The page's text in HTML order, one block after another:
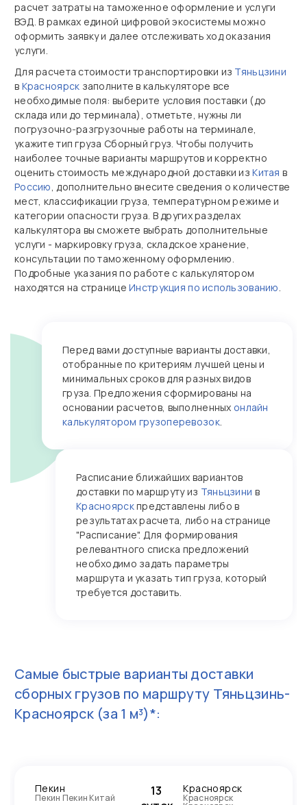
расчет затраты на таможенное оформление и услуги
ВЭД. В рамках единой цифровой экосистемы можно
оформить заявку и далее отслеживать ход оказания
услуги.
Для расчета стоимости транспортировки из Тяньцзини
в Красноярск заполните в калькуляторе все
необходимые поля: выберите условия поставки (до
склада или до терминала), отметьте, нужны ли
погрузочно‑разгрузочные работы на терминале,
укажите тип груза Сборный груз. Чтобы получить
наиболее точные варианты маршрутов и корректно
оценить стоимость международной доставки изКитая в
Россию, дополнительно внесите сведения о количестве
мест, классификации груза, температурном режиме и
категории опасности груза. В других разделах
калькулятора вы сможете выбрать дополнительные
услуги - маркировку груза, складское хранение,
консультации по таможенному оформлению.
Подробные указания по работе с калькулятором
находятся на страницеИнструкция по использованию.
Перед вами доступные варианты доставки,
отобранные по критериям лучшей цены и
минимальных сроков для разных видов
груза. Предложения сформированы на
основании расчетов, выполненных онлайн
калькулятором грузоперевозок.
Расписание ближайших вариантов
доставки по маршруту из Тяньцзини в
Красноярскпредставлены либо в
результатах расчета, либо на странице
"Расписание". Для формирования
релевантного списка предложений
необходимо задать параметры
маршрута и указать тип груза, который
требуется доставить.
Самые быстрые варианты доставки
сборных грузов по маршруту Тяньцзинь-
Красноярск(за 1 м³)*:
Пекин
Пекин Пекин Китай
13
Красноярск
Красноярск